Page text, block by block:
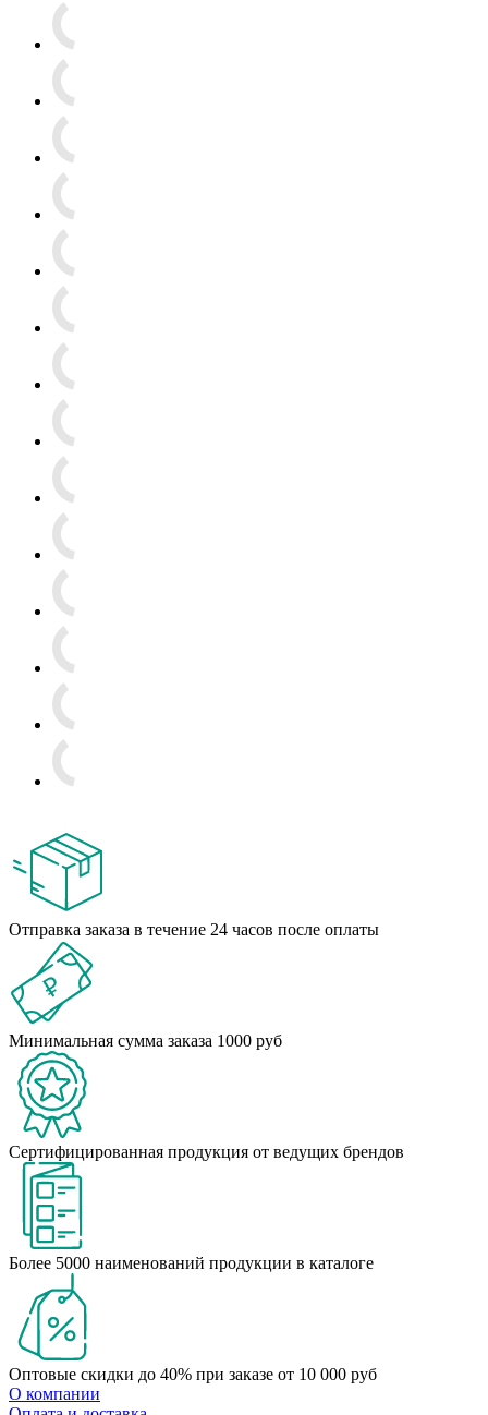
Отправка заказа в течение 24 часов после оплаты
Минимальная сумма заказа 1000 руб
Сертифицированная продукция от ведущих брендов
Более 5000 наименований продукции в каталоге
Оптовые скидки до 40% при заказе от 10 000 руб
О компании